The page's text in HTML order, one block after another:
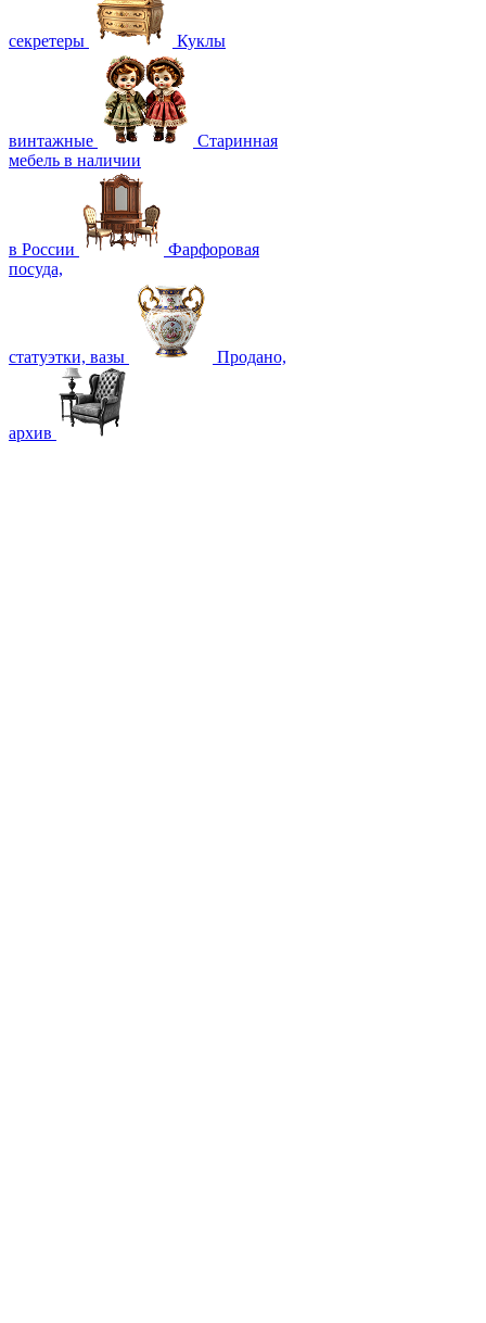
секретеры Куклы
винтажные
Старинная
мебель в наличии
в России
Фарфоровая
посуда,
статуэтки, вазы Продано,
архив